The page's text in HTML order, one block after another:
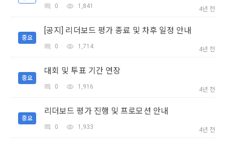
6. “해커톤”이라 함은 “회사”가 “사이트”에 출제한 문제에 “개인
선정하는 제반 행위를 말한다.
7. “대회"라 함은 “기업회원”이 인력을 채용하거나 또는 솔루션
해커톤, AI해커톤, AI경진대회 등을 말한다.
8. “교육”이라 함은 “회사”가  제공하는 교육컨텐츠를 포함한 온
9. "아이디"라 함은 회원의 식별과 회원의 서비스 이용을 위하여
"회원"이 가입 시 사용한 이메일 주소를 말한다.
보장하는 수단이 됩니다.
2. 개인정보의 수집 및 이용목적
데이콘 주식회사(이하 “회사”)는 다음 목적을 위하여 개인정보
보를 이용하지 않습니다.
회원제 서비스 이용에 따른 본인확인, 본인의 의사확인, 고객문
의에 대한 응답, 새로운 정보의 소개 및 고지사항 전달
계정관리 페이지의 하단 마케팅(대회 진행, 교육 등) 정보 수신
2021.05.25
0 1,841 4년 전
중요
[공지] 리더보드 평가 종료 및 차후 일정 안내
0 1,714 4년 전
중요
대회 및 투표 기간 연장
0 1,916 4년 전
중요
리더보드 평가 진행 및 프로모션 안내
0 1,933 4년 전